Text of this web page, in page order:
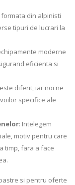
din alpinisti
tipuri de lucrari la
moderne
eficienta si
diferit, iar noi ne
specifice ale
: Intelegem
motiv pentru care
timp, fara a face
si pentru oferte